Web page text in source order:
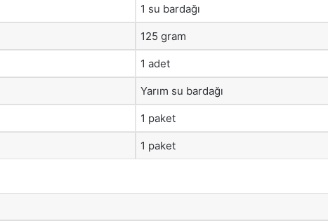
1 su bardağı
125 gram
1 adet
Yarım su bardağı
1 paket
1 paket